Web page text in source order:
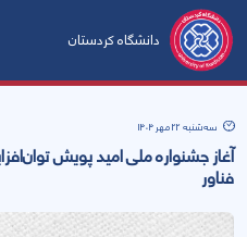
دانشگاه کردستان
سه‌شنبه 22 مهر 1404
آغاز جشنواره ملی امید پویش
فناور